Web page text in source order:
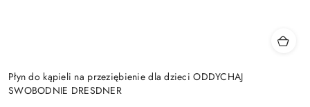
Płyn do kąpieli na przeziębienie dla dzieci ODDYCHAJ
SWOBODNIE DRESDNER